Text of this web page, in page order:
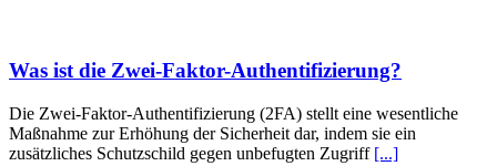
Was ist die Zwei-Faktor-Authentifizierung?
Die Zwei-Faktor-Authentifizierung (2FA) stellt eine wesentliche
Maßnahme zur Erhöhung der Sicherheit dar, indem sie ein
zusätzliches Schutzschild gegen unbefugten Zugriff [...]